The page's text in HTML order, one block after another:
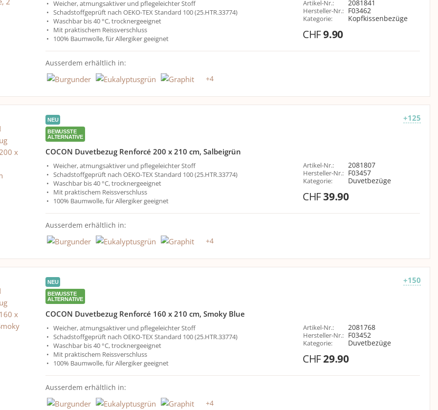
Weicher, atmungsaktiver und pflegeleichter Stoff
Schadstoffgeprüft nach OEKO-TEX Standard 100 (25.HTR.33774)
Waschbar bis 40 °C, trocknergeeignet
Mit praktischem Reissverschluss
100% Baumwolle, für Allergiker geeignet
Artikel-Nr.: 2081841
Hersteller-Nr.: F03462
Kategorie: Kopfkissenbezüge
CHF9.90
Ausserdem erhältlich in:
+4
+125
NEU
BEWUSSTE
ALTERNATIVE
COCON Duvetbezug Renforcé 200 x 210 cm, Salbeigrün
Weicher, atmungsaktiver und pflegeleichter Stoff
Schadstoffgeprüft nach OEKO-TEX Standard 100 (25.HTR.33774)
Waschbar bis 40 °C, trocknergeeignet
Mit praktischem Reissverschluss
100% Baumwolle, für Allergiker geeignet
Artikel-Nr.: 2081807
Hersteller-Nr.: F03457
Kategorie: Duvetbezüge
CHF39.90
Ausserdem erhältlich in:
+4
+150
NEU
BEWUSSTE
ALTERNATIVE
COCON Duvetbezug Renforcé 160 x 210 cm, Smoky Blue
Weicher, atmungsaktiver und pflegeleichter Stoff
Schadstoffgeprüft nach OEKO-TEX Standard 100 (25.HTR.33774)
Waschbar bis 40 °C, trocknergeeignet
Mit praktischem Reissverschluss
100% Baumwolle, für Allergiker geeignet
Artikel-Nr.: 2081768
Hersteller-Nr.: F03452
Kategorie: Duvetbezüge
CHF29.90
Ausserdem erhältlich in:
+4